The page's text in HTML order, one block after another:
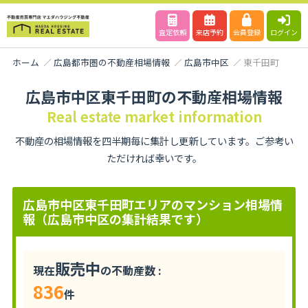
査定依頼 来店予約 会員登録 ログイン
ホーム 広島都市圏の不動産相場情報 広島市中区 東千田町
広島市中区東千田町の不動産相場情報
Real estate market information
不動産の相場情報を四半期毎に集計し更新しています。ご参考い
ただければ幸いです。
広島市中区東千田町エリアのマンション相場情
報（広島市中区の集計結果です）
現在販売中の不動産数 :
836件